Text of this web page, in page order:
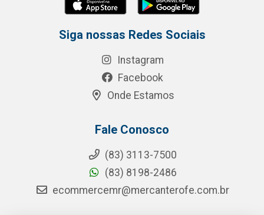
Siga nossas Redes Sociais
Instagram
Facebook
Onde Estamos
Fale Conosco
(83) 3113-7500
(83) 8198-2486
ecommercemr@mercanterofe.com.br